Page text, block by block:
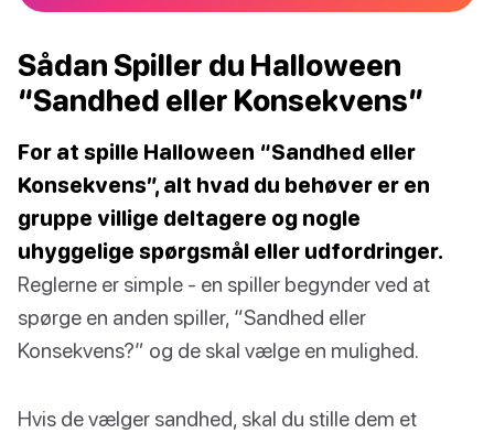
Sådan Spiller du Halloween
“Sandhed eller Konsekvens”
For at spille Halloween “Sandhed eller
Konsekvens”, alt hvad du behøver er en
gruppe villige deltagere og nogle
uhyggelige spørgsmål eller udfordringer.
Reglerne er simple - en spiller begynder ved at
spørge en anden spiller, “Sandhed eller
Konsekvens?” og de skal vælge en mulighed.
Hvis de vælger sandhed, skal du stille dem et